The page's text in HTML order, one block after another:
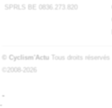
SPRLS BE 0836.273.820
© Cyclism'Actu Tous droits réservés
©2008-2026
-
-